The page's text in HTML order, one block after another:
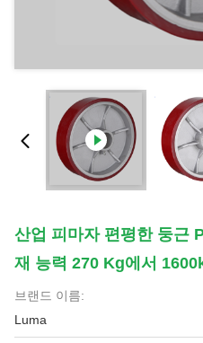
산업 피마자 편평한 둥근
재 능력 270 Kg에서
브랜드 이름:
Luma